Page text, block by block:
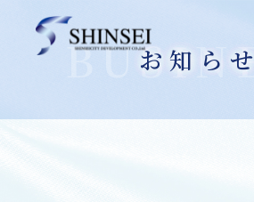
お知らせ